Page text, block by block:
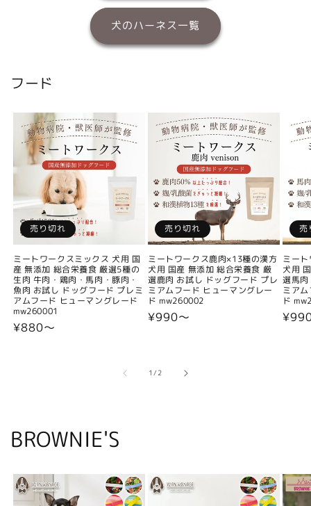
犬のハーネス一覧
フード
売り切れ
ミートワークスミックス 犬用 国
産 無添加 総合栄養食 厳選5種の
生肉 牛肉・鶏肉・馬肉・豚肉・
魚肉 お試し ドッグフード プレミ
アムフード ヒューマングレード
mw260001
通
¥880〜
売り切れ
ミートワークス鹿肉×13種の漢方
犬用 国産 無添加 総合栄養食 厳
選鹿肉 お試し ドッグフード プレ
ミアムフード ヒューマングレー
ド mw260002
通
¥990〜
売
ミー
犬用
選馬
ミア
ド
通
1/の
2
BROWNIE'S